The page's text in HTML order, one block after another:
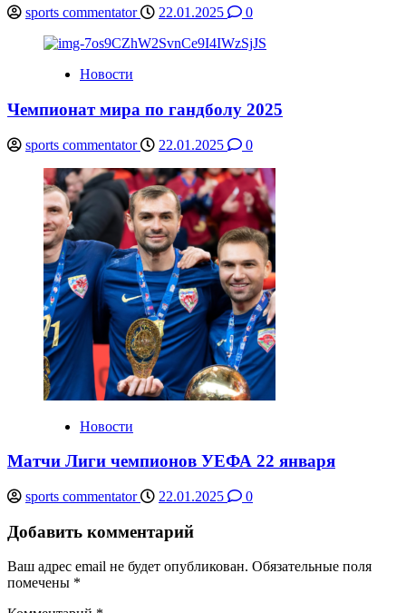
sports commentator 22.01.2025 0
Новости
Чемпионат мира по гандболу 2025
sports commentator 22.01.2025 0
Новости
Матчи Лиги чемпионов УЕФА 22 января
sports commentator 22.01.2025 0
Добавить комментарий
Ваш адрес email не будет опубликован. Обязательные поля
помечены *